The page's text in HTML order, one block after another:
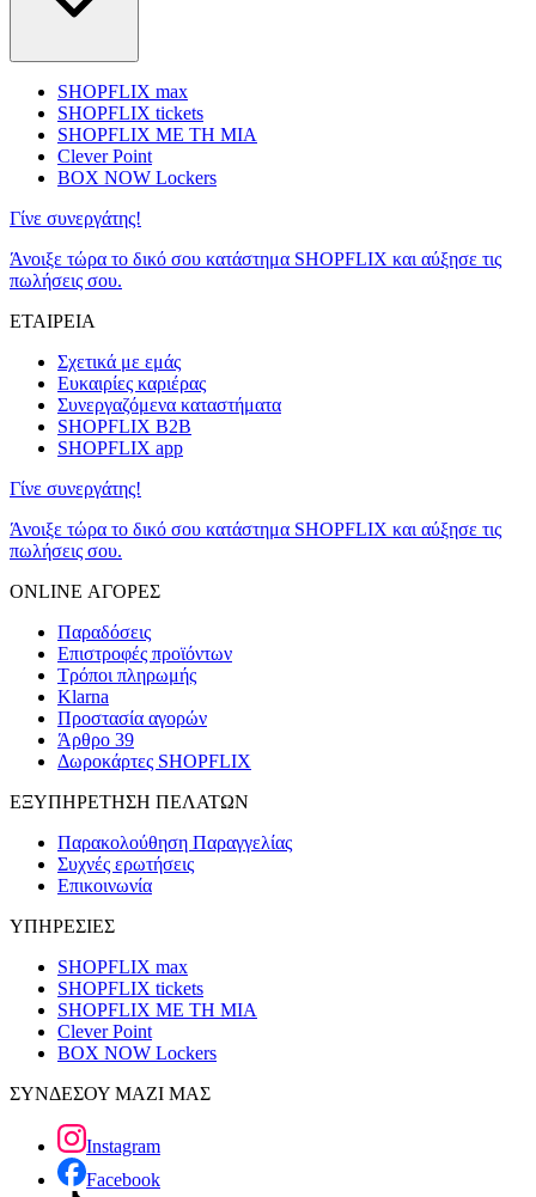
SHOPFLIX max
SHOPFLIX tickets
SHOPFLIX ΜΕ ΤΗ ΜΙΑ
Clever Point
BOX NOW Lockers
Γίνε συνεργάτης!
Άνοιξε τώρα το δικό σου κατάστημα SHOPFLIX και αύξησε τις
πωλήσεις σου.
ΕΤΑΙΡΕΙΑ
Σχετικά με εμάς
Ευκαιρίες καριέρας
Συνεργαζόμενα καταστήματα
SHOPFLIX B2B
SHOPFLIX app
Γίνε συνεργάτης!
Άνοιξε τώρα το δικό σου κατάστημα SHOPFLIX και αύξησε τις
πωλήσεις σου.
ONLINE ΑΓΟΡΕΣ
Παραδόσεις
Επιστροφές προϊόντων
Τρόποι πληρωμής
Klarna
Προστασία αγορών
Άρθρο 39
Δωροκάρτες SHOPFLIX
ΕΞΥΠΗΡΕΤΗΣΗ ΠΕΛΑΤΩΝ
Παρακολούθηση Παραγγελίας
Συχνές ερωτήσεις
Επικοινωνία
ΥΠΗΡΕΣΙΕΣ
SHOPFLIX max
SHOPFLIX tickets
SHOPFLIX ΜΕ ΤΗ ΜΙΑ
Clever Point
BOX NOW Lockers
ΣΥΝΔΕΣΟΥ ΜΑΖΙ ΜΑΣ
Instagram
Facebook